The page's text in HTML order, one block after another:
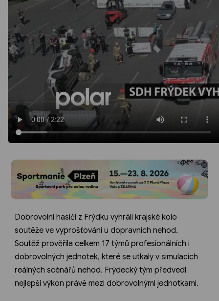
Dobrovolní hasiči z Frýdku vyhráli krajské kolo
soutěže ve vyprošťování u dopravních nehod.
Soutěž prověřila celkem 17 týmů profesionálních i
dobrovolných jednotek, které se utkaly v simulacích
reálných scénářů nehod. Frýdecký tým předvedl
nejlepší výkon právě mezi dobrovolnými jednotkami.